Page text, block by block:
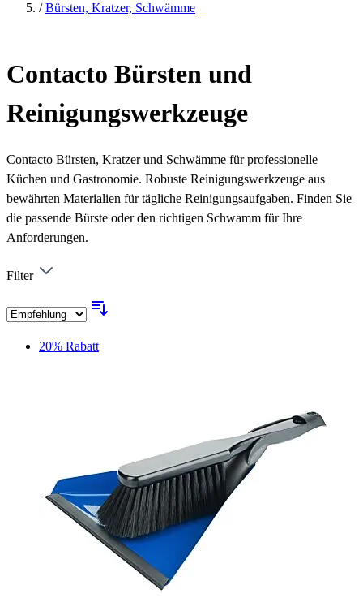
/ Bürsten, Kratzer, Schwämme
Contacto Bürsten und
Reinigungswerkzeuge
Contacto Bürsten, Kratzer und Schwämme für professionelle
Küchen und Gastronomie. Robuste Reinigungswerkzeuge aus
bewährten Materialien für tägliche Reinigungsaufgaben. Finden Sie
die passende Bürste oder den richtigen Schwamm für Ihre
Anforderungen.
Filter
20% Rabatt